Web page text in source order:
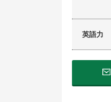
英語力